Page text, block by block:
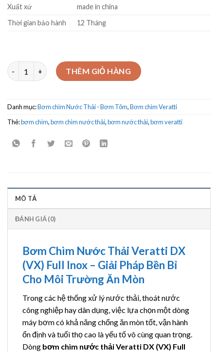
Xuất xứ
made in china
Thời gian bảo hành
12 Tháng
Bơm chìm nước thải inox Veratti VXT150 1.5kw số lượng
THÊM GIỎ HÀNG
Danh mục:Bơm chìm Nước Thải - Bơm Tõm,Bơm chìm Veratti
Thẻ:bơm chìm,bơm chìm nước thải,bơm nước thải,bơm veratti
MÔ TẢ
ĐÁNH GIÁ (0)
Bơm Chìm Nước Thải Veratti DX
(VX) Full Inox – Giải Pháp Bền Bỉ
Cho Môi Trường Ăn Mòn
Trong các hệ thống xử lý nước thải, thoát nước
công nghiệp hay dân dụng, việc lựa chọn một dòng
máy bơm có khả năng chống ăn mòn tốt, vận hành
ổn định và tuổi thọ cao là yếu tố vô cùng quan trọng.
Dòng bơm chìm nước thải Veratti DX (VX) Full